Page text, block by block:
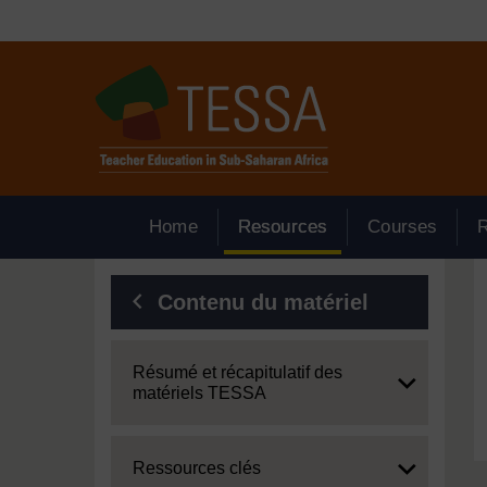
Home Resources Courses
Blocs
Contenu du matériel
Expand
Résumé et récapitulatif des
matériels TESSA
Expand
Ressources clés